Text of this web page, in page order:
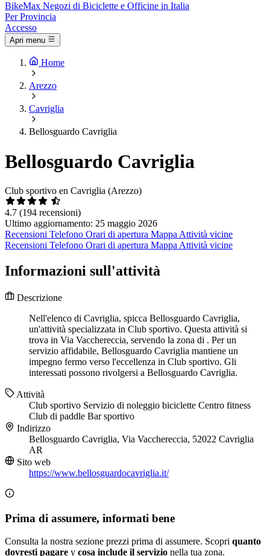
BikeMax Negozi di Biciclette e Officine in Italia
Per Provincia
Accesso
Apri menu
Home
Arezzo
Cavriglia
Bellosguardo Cavriglia
Bellosguardo Cavriglia
Club sportivo en Cavriglia (Arezzo)
4.7 (194 recensioni)
Ultimo aggiornamento: 25 maggio 2026
Recensioni Telefono Orari di apertura Mappa Attività vicine
Recensioni Telefono Orari di apertura Mappa Attività vicine
Informazioni sull'attività
Descrizione
Nell'elenco di Cavriglia, spicca Bellosguardo Cavriglia,
un'attività specializzata in Club sportivo. Questa attività si
trova in Via Vacchereccia, servendo la zona di . Per un
servizio affidabile, Bellosguardo Cavriglia mantiene un
impegno fermo verso l'eccellenza in Club sportivo. Gli
interessati possono rivolgersi a Bellosguardo Cavriglia.
Attività
Club sportivo Servizio di noleggio biciclette Centro fitness
Club di paddle Bar sportivo
Indirizzo
Bellosguardo Cavriglia, Via Vacchereccia, 52022 Cavriglia
AR
Sito web
https://www.bellosguardocavriglia.it/
Prima di assumere, informati bene
Consulta la nostra sezione prezzi prima di assumere. Scopri quanto
dovresti pagare y cosa include il servizio nella tua zona.